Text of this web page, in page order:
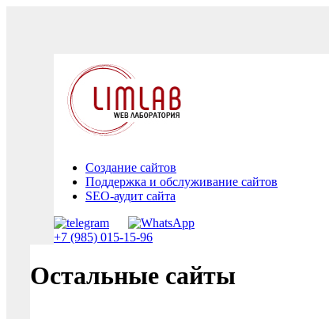
Создание сайтов
Поддержка и обслуживание сайтов
SEO-аудит сайта
+7 (985) 015-15-96
Остальные сайты